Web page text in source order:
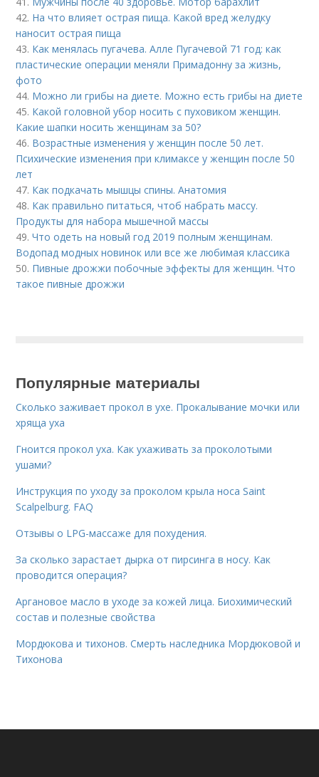
42. На что влияет острая пища. Какой вред желудку
наносит острая пища
43. Как менялась пугачева. Алле Пугачевой 71 год: как
пластические операции меняли Примадонну за жизнь,
фото
44. Можно ли грибы на диете. Можно есть грибы на диете
45. Какой головной убор носить с пуховиком женщин.
Какие шапки носить женщинам за 50?
46. Возрастные изменения у женщин после 50 лет.
Психические изменения при климаксе у женщин после 50
лет
47. Как подкачать мышцы спины. Анатомия
48. Как правильно питаться, чтоб набрать массу.
Продукты для набора мышечной массы
49.Что одеть на новый год 2019 полным женщинам.
Водопад модных новинок или все же любимая классика
50. Пивные дрожжи побочные эффекты для женщин. Что
такое пивные дрожжи
Популярные материалы
Сколько заживает прокол в ухе. Прокалывание мочки или
хряща уха
Гноится прокол уха. Как ухаживать за проколотыми
ушами?
Инструкция по уходу за проколом крыла носа Saint
Scalpelburg. FAQ
Отзывы о LPG-массаже для похудения.
За сколько зарастает дырка от пирсинга в носу. Как
проводится операция?
Аргановое масло в уходе за кожей лица. Биохимический
состав и полезные свойства
Мордюкова и тихонов. Смерть наследника Мордюковой и
Тихонова